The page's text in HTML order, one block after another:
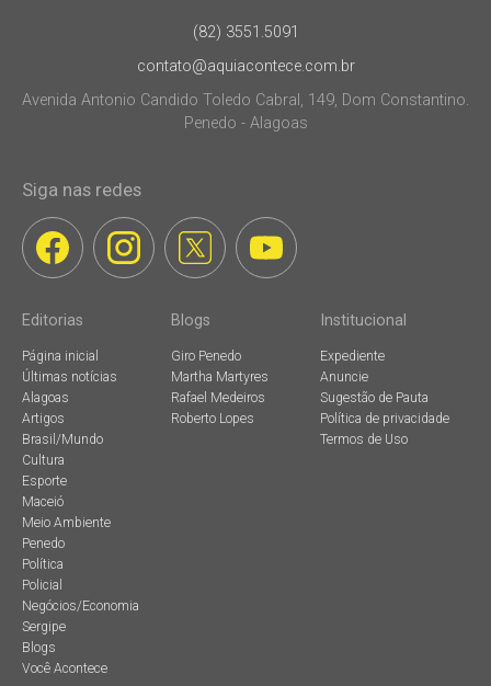
(82) 3551.5091
contato@aquiacontece.com.br
Avenida Antonio Candido Toledo Cabral, 149, Dom Constantino.
Penedo - Alagoas
Siga nas redes
Editorias
Página inicial
Últimas notícias
Alagoas
Artigos
Brasil/Mundo
Cultura
Esporte
Maceió
Meio Ambiente
Penedo
Política
Policial
Negócios/Economia
Sergipe
Blogs
Você Acontece
Blogs
Giro Penedo
Martha Martyres
Rafael Medeiros
Roberto Lopes
Institucional
Expediente
Anuncie
Sugestão de Pauta
Política de privacidade
Termos de Uso